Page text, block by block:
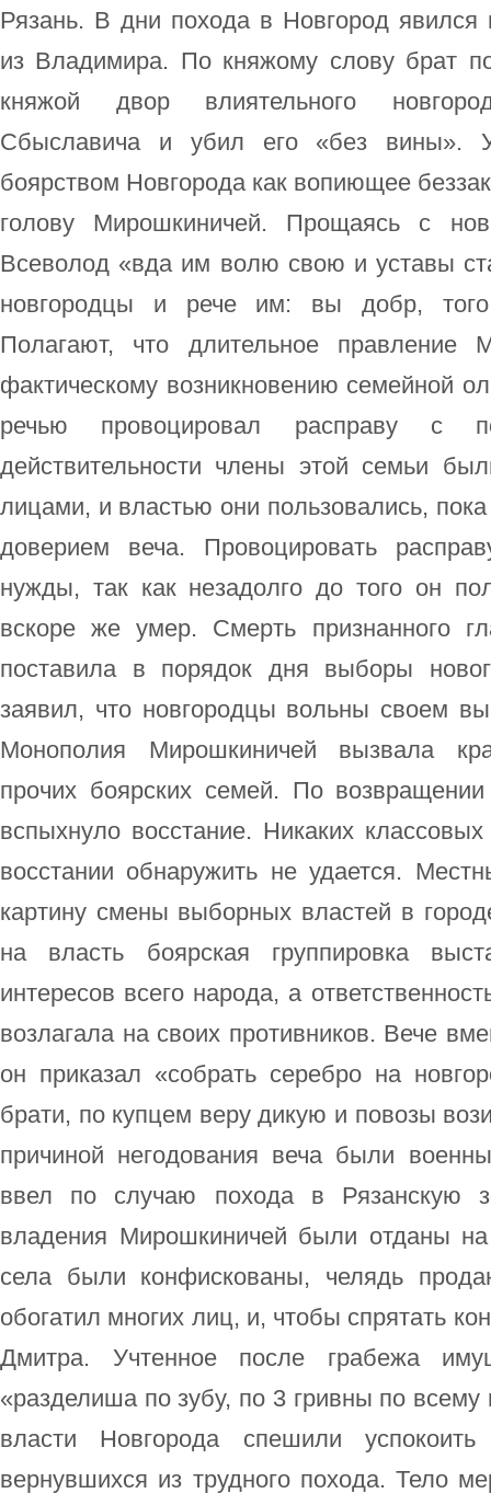
Рязань. В дни похода в Новгород явился
из Владимира. По княжому слову брат
княжой двор влиятельного
Сбыславича и убил его «без вины».
боярством Новгорода как вопиющее
голову Мирошкиничей. Прощаясь с
Всеволод «вда им волю свою и уставы
новгородцы и рече им: вы добр,
Полагают, что длительное правление
фактическому возникновению семейной
речью провоцировал расправу с
действительности члены этой семьи
лицами, и властью они пользовались,
доверием веча. Провоцировать
нужды, так как незадолго до того он
вскоре же умер. Смерть признанного
поставила в порядок дня выборы
заявил, что новгородцы вольны своем
Монополия Мирошкиничей вызвала
прочих боярских семей. По
вспыхнуло восстание. Никаких
восстании обнаружить не удается.
картину смены выборных властей в
на власть боярская группировка
интересов всего народа, а
возлагала на своих противников. Вече
он приказал «собрать серебро на
брати, по купцем веру дикую и повозы
причиной негодования веча были
ввел по случаю похода в Рязанскую
владения Мирошкиничей были отданы
села были конфискованы, челядь
обогатил многих лиц, и, чтобы спрятать
Дмитра. Учтенное после грабежа
«разделиша по зубу, по 3 гривны по
власти Новгорода спешили
вернувшихся из трудного похода. Тело